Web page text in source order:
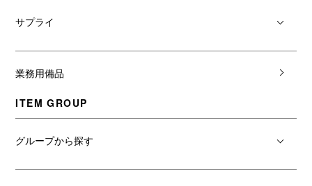
サプライ
業務用備品
ITEM GROUP
グループから探す